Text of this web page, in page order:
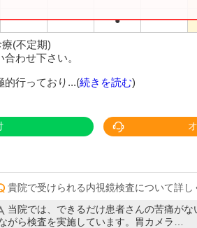
●
(不定期)
わせ下さい。
的行っており...(続きを読む)
貴院で受けられる内視鏡検査について詳し
当院では、できるだけ患者さんの苦痛が
がら検査を実施しています。胃カメラ…